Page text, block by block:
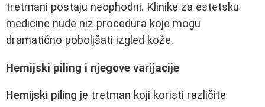
tretmani postaju neophodni. Klinike za estetsku
medicine nude niz procedura koje mogu
dramatično poboljšati izgled kože.
Hemijski piling i njegove varijacije
Hemijski piling je tretman koji koristi različite